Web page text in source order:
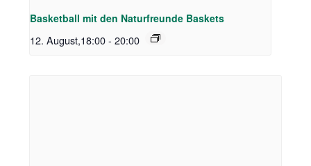
Basketball mit den Naturfreunde Baskets
12. August,18:00 - 20:00